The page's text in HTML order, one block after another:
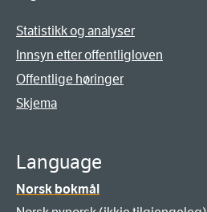
Statistikk og analyser
Innsyn etter offentligloven
Offentlige høringer
Skjema
Language
Norsk bokmål